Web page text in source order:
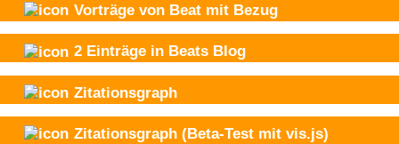
Vorträge von Beat mit Bezug
2 Einträge in Beats Blog
Zitationsgraph
Zitationsgraph (Beta-Test mit vis.js)